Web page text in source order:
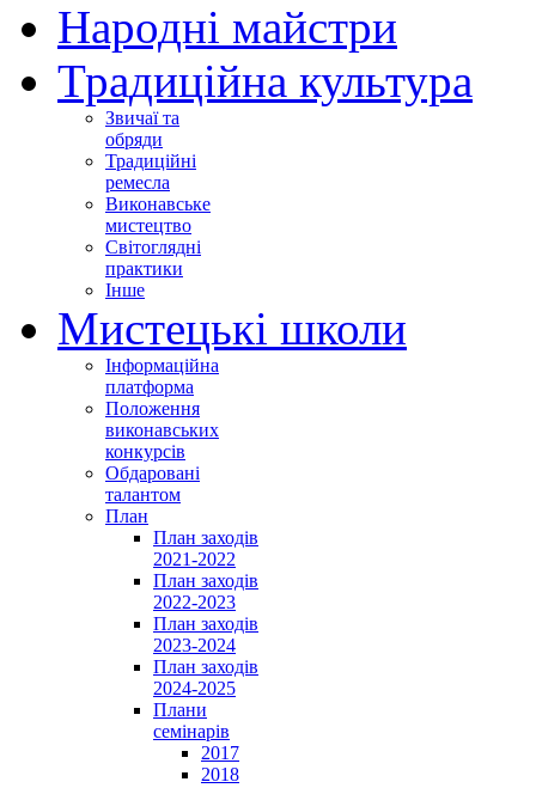
Народні майстри
Традиційна культура
Звичаї та
обряди
Традиційні
ремесла
Виконавське
мистецтво
Світоглядні
практики
Інше
Мистецькі школи
Інформаційна
платформа
Положення
виконавських
конкурсів
Обдаровані
талантом
План
План заходів
2021-2022
План заходів
2022-2023
План заходів
2023-2024
План заходів
2024-2025
Плани
семінарів
2017
2018